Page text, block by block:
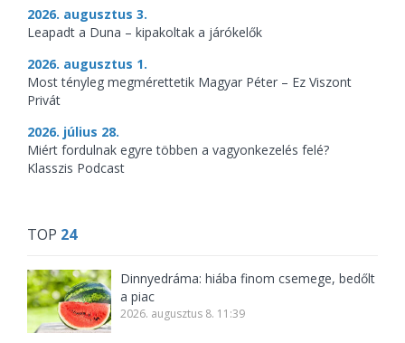
2026. augusztus 3.
Leapadt a Duna – kipakoltak a járókelők
2026. augusztus 1.
Most tényleg megmérettetik Magyar Péter – Ez Viszont
Privát
2026. július 28.
Miért fordulnak egyre többen a vagyonkezelés felé?
Klasszis Podcast
TOP 24
Dinnyedráma: hiába finom csemege, bedőlt
a piac
2026. augusztus 8. 11:39